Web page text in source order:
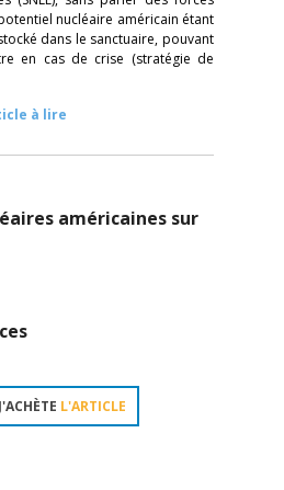
nucléaire américain étant
dans le sanctuaire, pouvant
en cas de crise (stratégie de
à lire
américaines sur
J'ACHÈTE L'ARTICLE